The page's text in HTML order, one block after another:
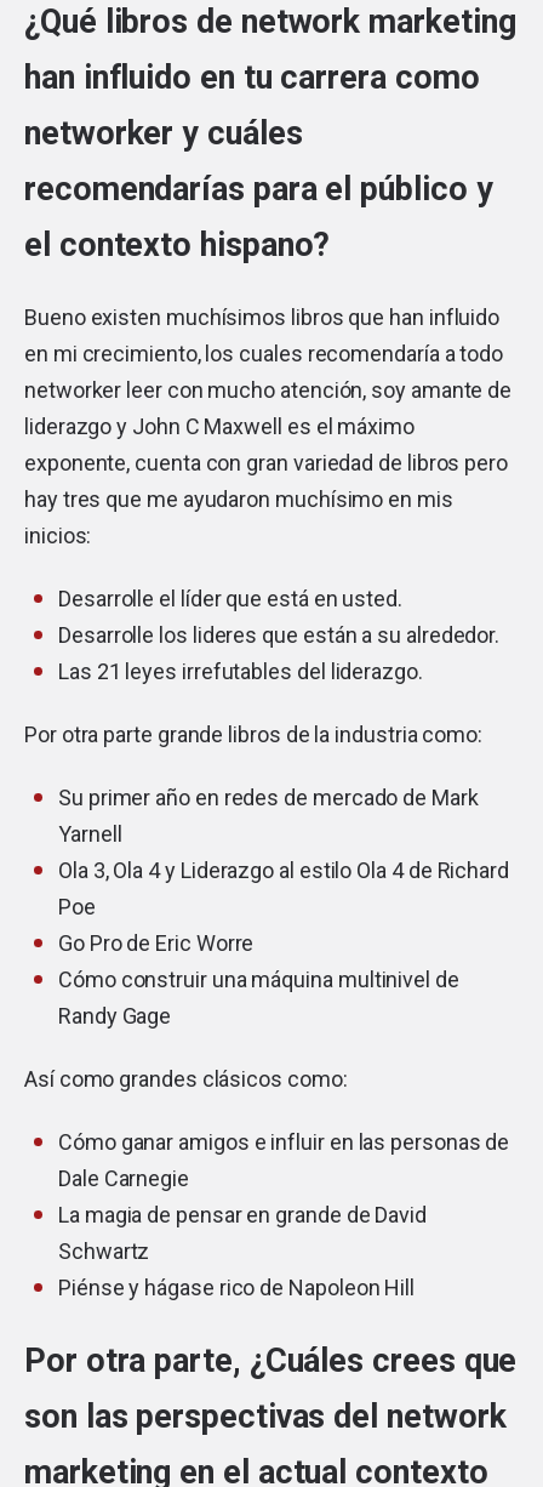
¿Qué libros de network marketing
han influido en tu carrera como
networker y cuáles
recomendarías para el público y
el contexto hispano?
Bueno existen muchísimos libros que han influido
en mi crecimiento, los cuales recomendaría a todo
networker leer con mucho atención, soy amante de
liderazgo y John C Maxwell es el máximo
exponente, cuenta con gran variedad de libros pero
hay tres que me ayudaron muchísimo en mis
inicios:
Desarrolle el líder que está en usted.
Desarrolle los lideres que están a su alrededor.
Las 21 leyes irrefutables del liderazgo.
Por otra parte grande libros de la industria como:
Su primer año en redes de mercado de Mark
Yarnell
Ola 3,Ola 4y Liderazgo al estilo Ola 4de Richard
Poe
Go Prode Eric Worre
Cómo construir una máquina multinivel de
Randy Gage
Así como grandes clásicos como:
Cómo ganar amigos e influir en las personas de
Dale Carnegie
La magia de pensar en grande de David
Schwartz
Piénse y hágase rico de Napoleon Hill
Por otra parte, ¿Cuáles crees que
son las perspectivas del network
marketing en el actual contexto